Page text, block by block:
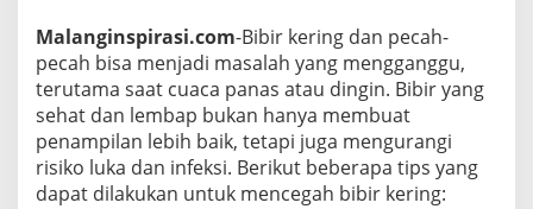
i
n
g
D
a
n
Malanginspirasi.com-Bibir kering dan pecah-
pecah bisa menjadi masalah yang mengganggu,
terutama saat cuaca panas atau dingin. Bibir yang
sehat dan lembap bukan hanya membuat
penampilan lebih baik, tetapi juga mengurangi
risiko luka dan infeksi. Berikut beberapa tips yang
dapat dilakukan untuk mencegah bibir kering: